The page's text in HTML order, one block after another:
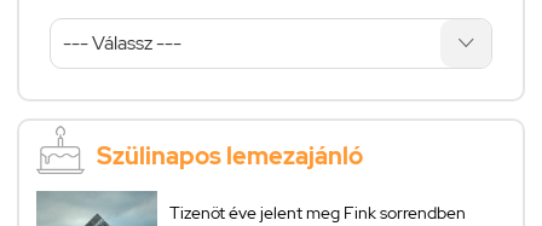
Szülinapos lemezajánló
Tizenöt éve jelent meg Fink sorrendben